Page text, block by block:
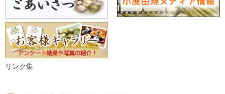
リンク集